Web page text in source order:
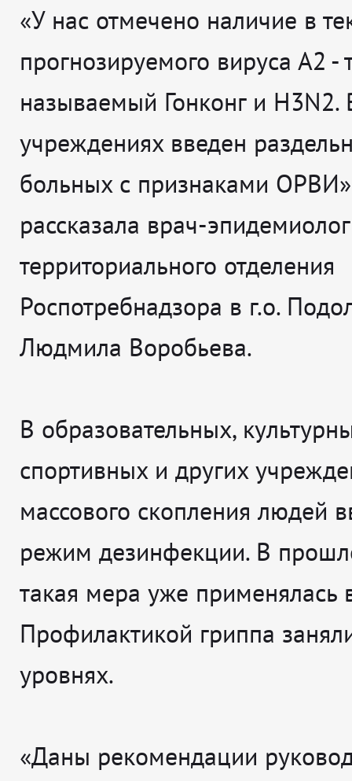
«У нас отмечено наличие в
прогнозируемого вируса А2 -
называемый Гонконг и Н3N2.
учреждениях введен
больных с признаками
рассказала врач-эпидемиолог
территориального отделения
Роспотребнадзора в г.о.
Людмила Воробьева.
В образовательных,
спортивных и других
массового скопления людей
режим дезинфекции. В
такая мера уже применялась
Профилактикой гриппа
уровнях.
«Даны рекомендации